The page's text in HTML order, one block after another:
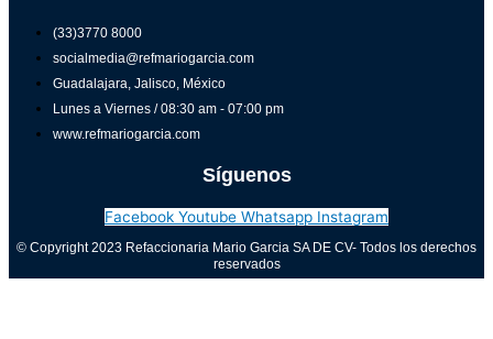
(33)3770 8000
socialmedia@refmariogarcia.com
Guadalajara, Jalisco, México
Lunes a Viernes / 08:30 am - 07:00 pm
www.refmariogarcia.com
Síguenos
Facebook Youtube Whatsapp Instagram
© Copyright 2023 Refaccionaria Mario Garcia SA DE CV- Todos los derechos
reservados